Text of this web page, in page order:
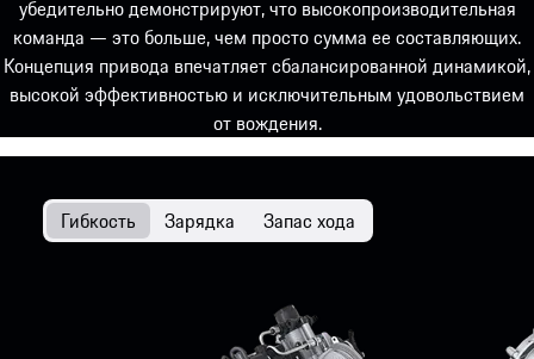
убедительно демонстрируют, что высокопроизводительная
команда — это больше, чем просто сумма ее составляющих.
Концепция привода впечатляет сбалансированной динамикой,
высокой эффективностью и исключительным удовольствием
от вождения.
Гибкость Зарядка Запас хода